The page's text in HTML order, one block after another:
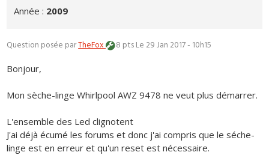
Année : 2009
Question posée parTheFox 8 ptsLe 29 Jan 2017 - 10h15
Bonjour,
Mon sèche-linge Whirlpool AWZ 9478 ne veut plus démarrer.
L'ensemble des Led clignotent
J'ai déjà écumé les forums et donc j'ai compris que le séche-
linge est en erreur et qu'un reset est nécessaire.